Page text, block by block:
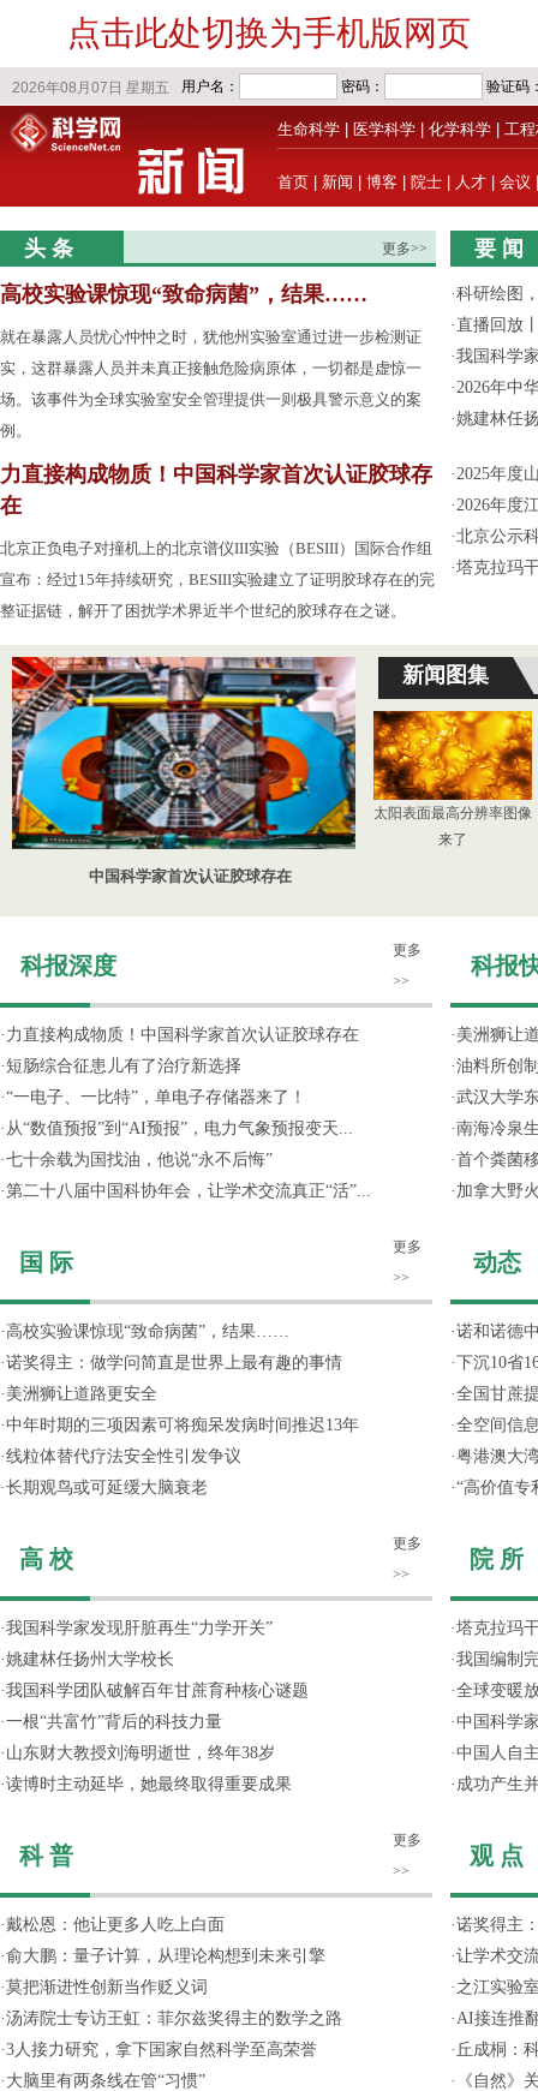
点击此处切换为手机版网页
生命科学 医学科学 化学科学 工
首页 新闻 博客 院士 人才 会议
头 条 更多>>
高校实验课惊现“致命病菌”，结果……
就在暴露人员忧心忡忡之时，犹他州实验室通过进一步检测证
实，这群暴露人员并未真正接触危险病原体，一切都是虚惊一
场。该事件为全球实验室安全管理提供一则极具警示意义的案
例。
力直接构成物质！中国科学家首次认证胶球存
在
北京正负电子对撞机上的北京谱仪III实验（BESIII）国际合作组
宣布：经过15年持续研究，BESIII实验建立了证明胶球存在的完
整证据链，解开了困扰学术界近半个世纪的胶球存在之谜。
要 闻
·科研绘图
·直播回放
·我国科学
·2026年中
·姚建林任
·2025年度
·2026年度
·北京公示
·塔克拉玛
中国科学家首次认证胶球存在
新闻图集
太阳表面最高分辨率图像
来了
科报深度
更多
>>
· 力直接构成物质！中国科学家首次认证胶球存在
· 短肠综合征患儿有了治疗新选择
·“一电子、一比特”，单电子存储器来了！
· 从“数值预报”到“AI预报”，电力气象预报变天...
·七十余载为国找油，他说“永不后悔”
·第二十八届中国科协年会，让学术交流真正“活”...
国 际
更多
>>
· 高校实验课惊现“致命病菌”，结果……
·诺奖得主：做学问简直是世界上最有趣的事情
· 美洲狮让道路更安全
·中年时期的三项因素可将痴呆发病时间推迟13年
·线粒体替代疗法安全性引发争议
·长期观鸟或可延缓大脑衰老
高 校
更多
>>
·我国科学家发现肝脏再生“力学开关”
·姚建林任扬州大学校长
·我国科学团队破解百年甘蔗育种核心谜题
·一根“共富竹”背后的科技力量
· 山东财大教授刘海明逝世，终年38岁
·读博时主动延毕，她最终取得重要成果
科 普
更多
>>
·戴松恩：他让更多人吃上白面
·俞大鹏：量子计算，从理论构想到未来引擎
·莫把渐进性创新当作贬义词
·汤涛院士专访王虹：菲尔兹奖得主的数学之路
·3人接力研究，拿下国家自然科学至高荣誉
· 大脑里有两条线在管“习惯”
科报
· 美洲狮让
·油料所创
·武汉大学
·南海冷泉
·首个粪菌
· 加拿大野
动态
·诺和诺德
·下沉10省
·全国甘蔗
·全空间信
·粤港澳大
·“高价值专
院 所
·塔克拉玛
·我国编制
·全球变暖
·中国科学
·中国人自
· 成功产生
观 点
·诺奖得主
·让学术交
· 之江实验
·AI接连推
· 丘成桐：
·
《自然》